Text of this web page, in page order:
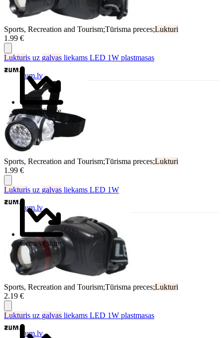
Sports, Recreation and Tourism;Tūrisma preces;Lukturi
1.99 €
Cenu vēsture
Lukturis uz galvas liekams LED 1W plastmasas
Zum.lv
Sports, Recreation and Tourism;Tūrisma preces;Lukturi
1.99 €
Cenu vēsture
Lukturis uz galvas liekams LED 1W
Zum.lv
Sports, Recreation and Tourism;Tūrisma preces;Lukturi
2.19 €
Lukturis uz galvas liekams LED 1W plastmasas
Zum.lv